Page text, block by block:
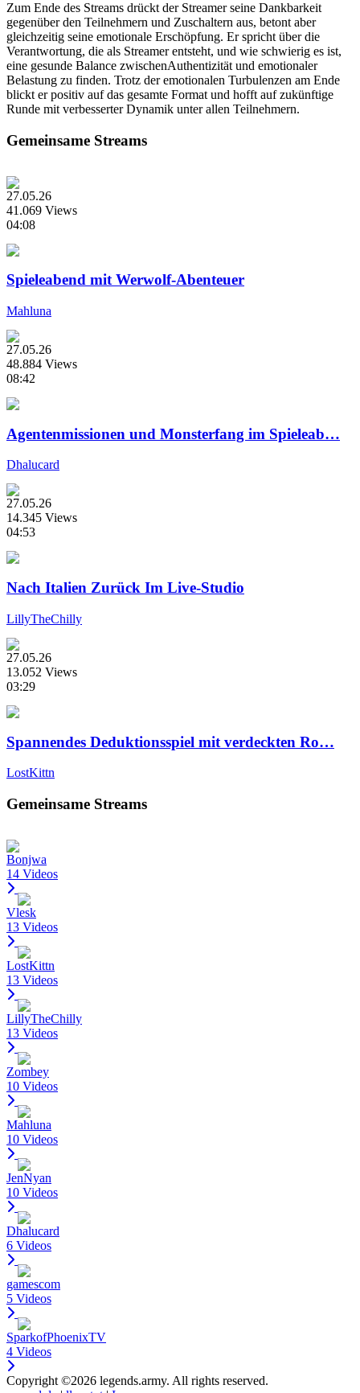
Zum Ende des Streams drückt der Streamer seine Dankbarkeit
gegenüber den Teilnehmern und Zuschaltern aus, betont aber
gleichzeitig seine emotionale Erschöpfung. Er spricht über die
Verantwortung, die als Streamer entsteht, und wie schwierig es ist,
eine gesunde Balance zwischenAuthentizität und emotionaler
Belastung zu finden. Trotz der emotionalen Turbulenzen am Ende
blickt er positiv auf das gesamte Format und hofft auf zukünftige
Runde mit verbesserter Dynamik unter allen Teilnehmern.
Gemeinsame Streams
27.05.26
41.069 Views
04:08
Spieleabend mit Werwolf-Abenteuer
Mahluna
27.05.26
48.884 Views
08:42
Agentenmissionen und Monsterfang im Spieleab…
Dhalucard
27.05.26
14.345 Views
04:53
Nach Italien Zurück Im Live-Studio
LillyTheChilly
27.05.26
13.052 Views
03:29
Spannendes Deduktionsspiel mit verdeckten Ro…
LostKittn
Gemeinsame Streams
Bonjwa
14 Videos
Vlesk
13 Videos
LostKittn
13 Videos
LillyTheChilly
13 Videos
Zombey
10 Videos
Mahluna
10 Videos
JenNyan
10 Videos
Dhalucard
6 Videos
gamescom
5 Videos
SparkofPhoenixTV
4 Videos
Copyright ©2026 legends.army. All rights reserved.